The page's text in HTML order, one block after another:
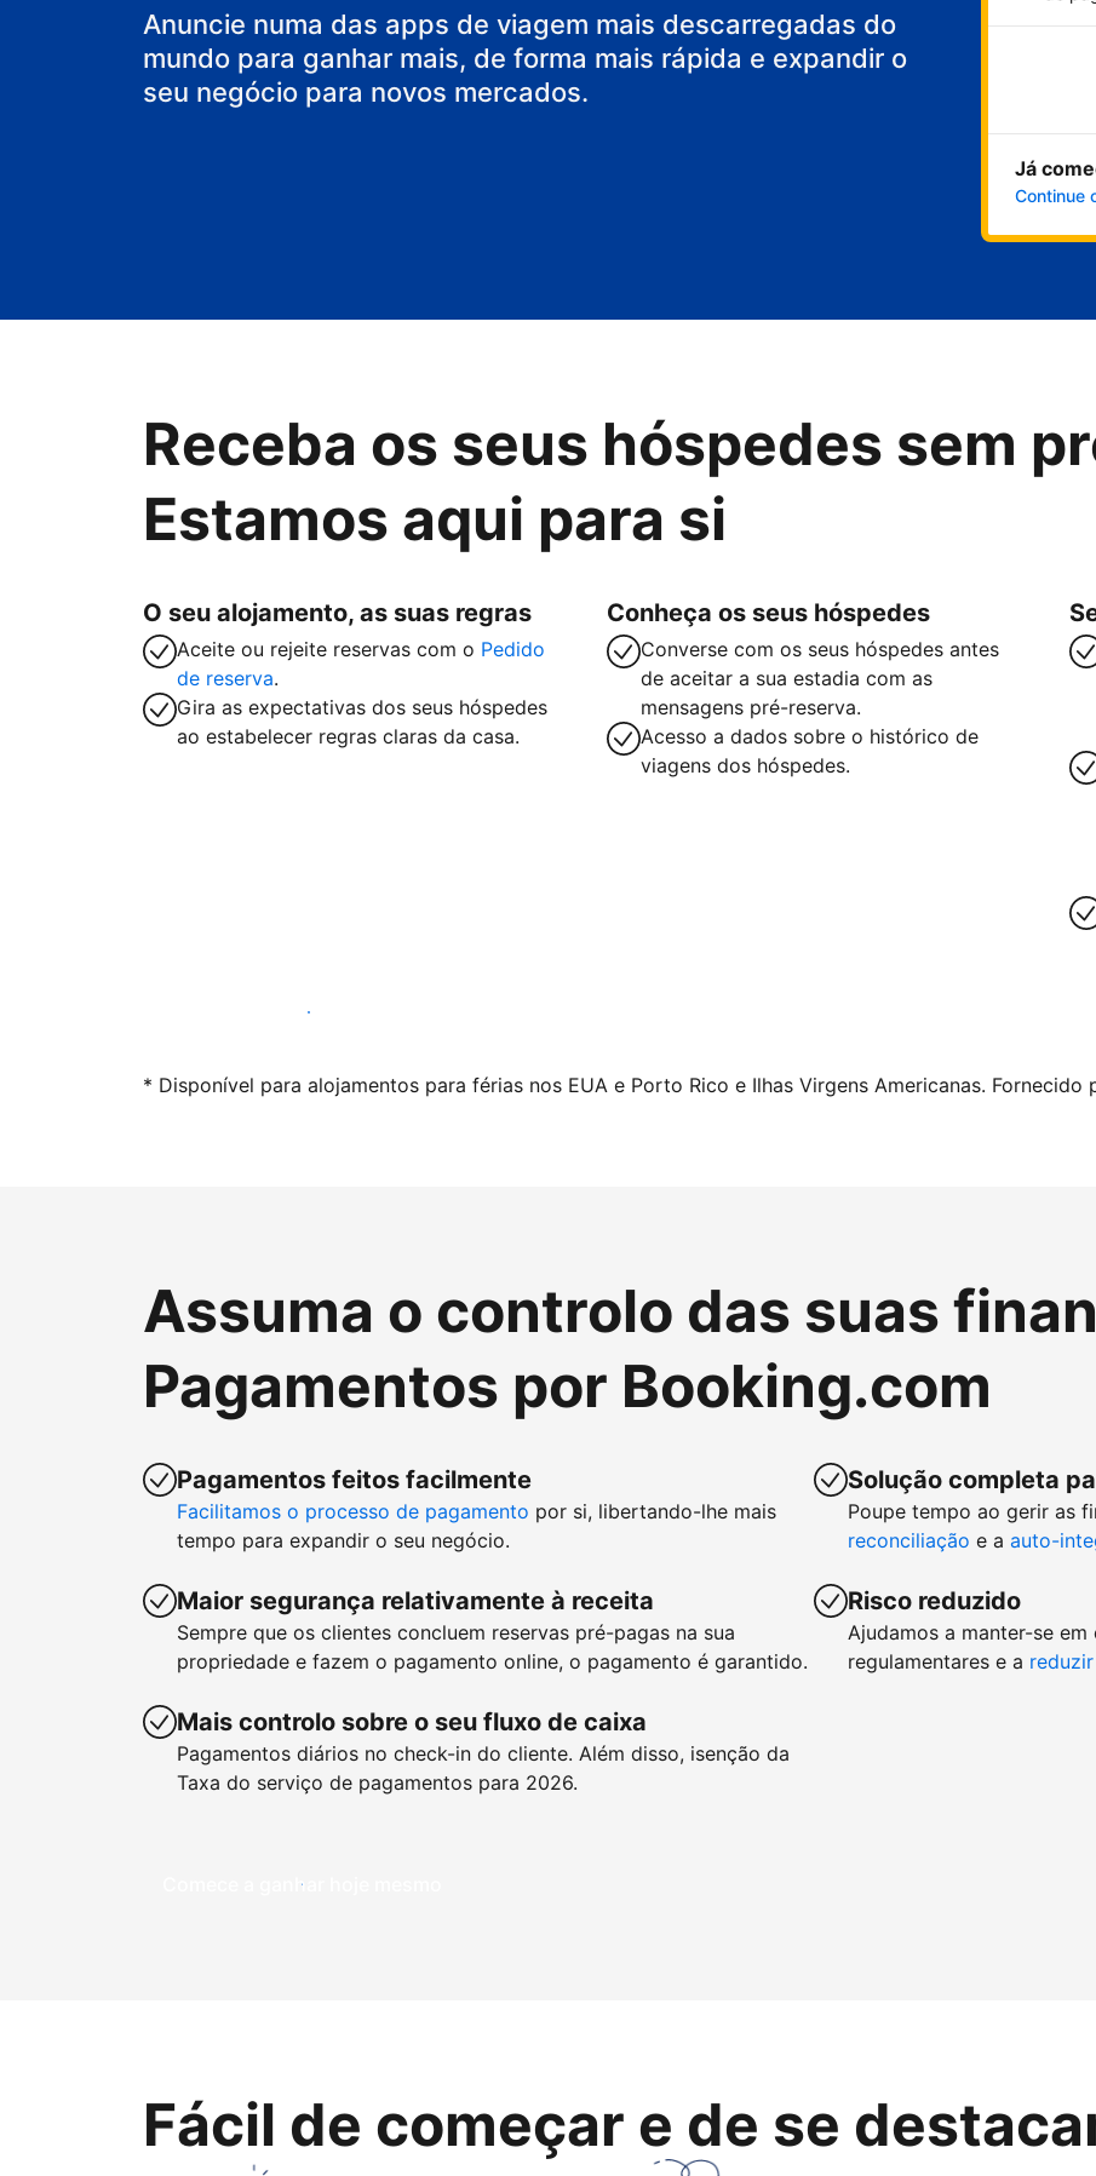
Anuncie numa das apps de viagem mais descarregadas do
mundo para ganhar mais, de forma mais rápida e expandir o
seu negócio para novos mercados.
Já
Continue
Receba os seus hóspedes sem
Estamos aqui para si
O seu alojamento, as suas regras
Aceite ou rejeite reservas com o Pedido
de reserva.
Gira as expectativas dos seus hóspedes
ao estabelecer regras claras da casa.
Conheça os seus hóspedes
Converse com os seus hóspedes antes
de aceitar a sua estadia com as
mensagens pré-reserva.
Acesso a dados sobre o histórico de
viagens dos hóspedes.
Anuncie connosco hoje mesmo
* Disponível para alojamentos para férias nos EUA e Porto Rico e Ilhas Virgens Americanas. Fornecido
Assuma o controlo das suas
Pagamentos por Booking.com
Pagamentos feitos facilmente
Facilitamos o processo de pagamento por si, libertando-lhe mais
tempo para expandir o seu negócio.
Maior segurança relativamente à receita
Sempre que os clientes concluem reservas pré-pagas na sua
propriedade e fazem o pagamento online, o pagamento é garantido.
Mais controlo sobre o seu fluxo de caixa
Pagamentos diários no check-in do cliente. Além disso, isenção da
Taxa do serviço de pagamentos para 2026.
Solução completa
Poupe tempo ao gerir as
reconciliação e a auto-
Risco reduzido
Ajudamos a manter-se
regulamentares e a
Comece a ganhar hoje mesmo
Fácil de começar e de se